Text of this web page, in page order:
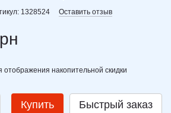
1328524 Оставить отзыв
отображения накопительной скидки
Купить Быстрый заказ